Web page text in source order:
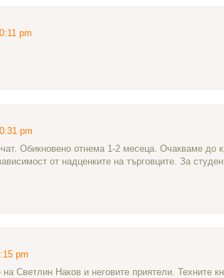
pm
pm
Обикновено отнема 1-2 месеца. Очакваме до
от надценките на търговците. За
pm
Светлин Наков и неговите приятели. Техните